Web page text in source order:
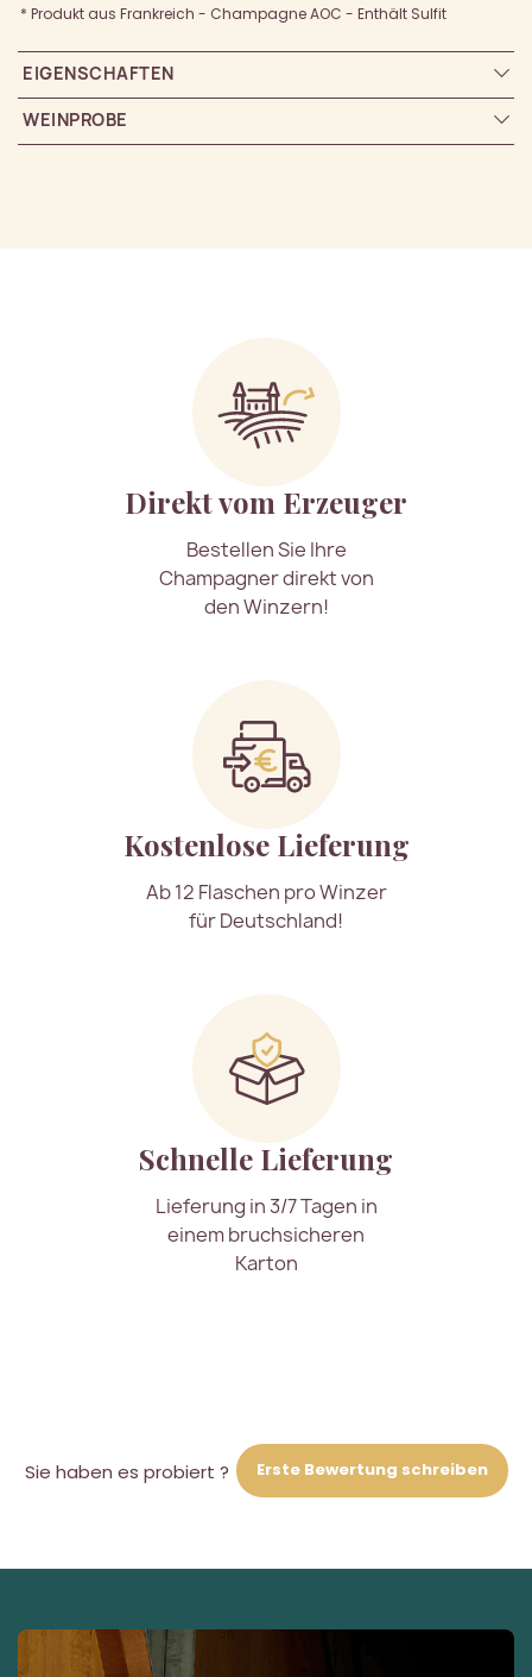
* Produkt aus Frankreich - Champagne AOC - Enthält Sulfit
EIGENSCHAFTEN
WEINPROBE
Direkt vom Erzeuger
Bestellen Sie Ihre
Champagner direkt von
den Winzern!
Kostenlose Lieferung
Ab 12 Flaschen pro Winzer
für Deutschland!
Schnelle Lieferung
Lieferung in 3/7 Tagen in
einem bruchsicheren
Karton
Sie haben es probiert ? Erste Bewertung schreiben